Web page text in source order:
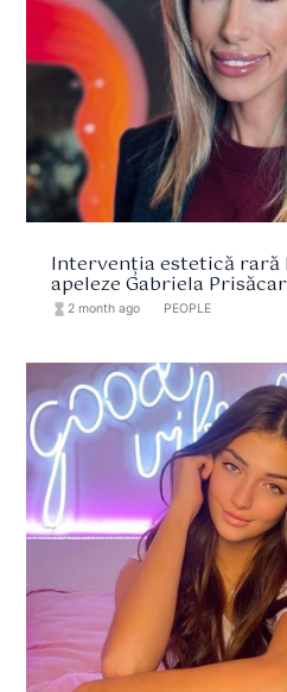
Intervenția estetică rară
apeleze Gabriela
hourglass_full 2 month ago PEOPLE